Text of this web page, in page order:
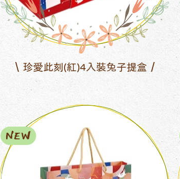
珍愛此刻(紅)4入裝兔子提盒
NEW